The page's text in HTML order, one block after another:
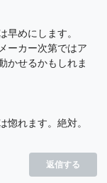
早めにします。
ーカー次第ではア
かせるかもしれま
惚れます。絶対。
返信する